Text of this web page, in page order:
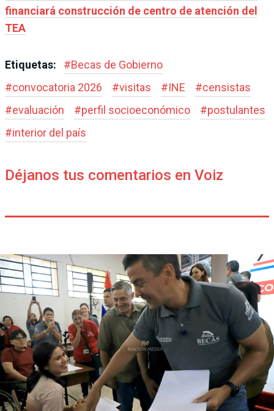
financiará construcción de centro de atención del
TEA
Etiquetas: #Becas de Gobierno
#convocatoria 2026 #visitas #INE #censistas
#evaluación #perfil socioeconómico #postulantes
#interior del país
Déjanos tus comentarios en Voiz